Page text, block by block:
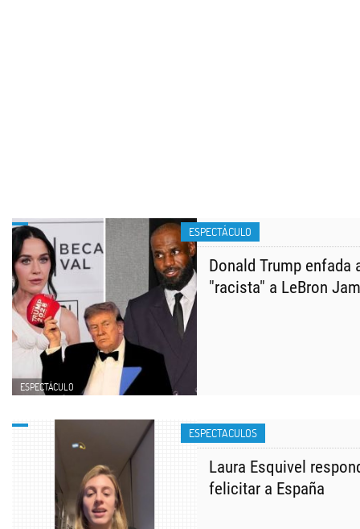
ESPECTÁCULO
ESPECTÁCULO
Donald Trump enfada
"racista" a LeBron
ESPECTACULOS
Laura Esquivel
felicitar a España